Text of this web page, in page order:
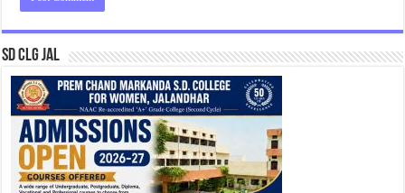
SD CLG JAL